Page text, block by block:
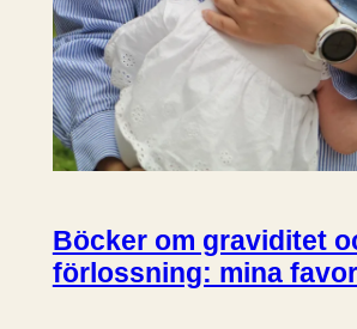
Böcker om graviditet
förlossning: mina